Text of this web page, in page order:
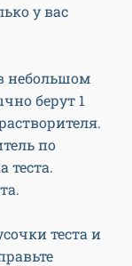
у вас
небольшом
берут 1
по
теста.
теста и